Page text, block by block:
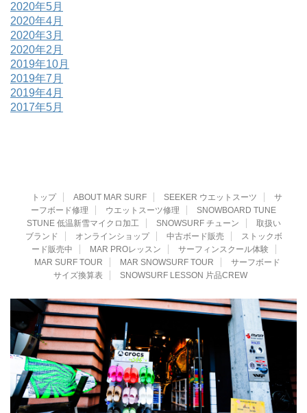
2020年5月
2020年4月
2020年3月
2020年2月
2019年10月
2019年7月
2019年4月
2017年5月
トップ ABOUT MAR SURF SEEKER ウエットスーツ
サ
ーフボード修理
ウエットスーツ修理
SNOWBOARD TUNE
STUNE 低温新雪マイクロ加工
SNOWSURF チューン
取扱い
ブランド
オンラインショップ 中古ボード販売
ストックボ
ード販売中
MAR PROレッスン
サーフィンスクール体験
MAR SURF TOUR
MAR SNOWSURF TOUR
サーフボード
サイズ換算表
SNOWSURF LESSON 片品CREW